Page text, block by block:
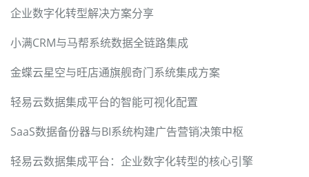
企业数字化转型解决方案分享
小满CRM与马帮系统数据全链路集成
金蝶云星空与旺店通旗舰奇门系统集成方案
轻易云数据集成平台的智能可视化配置
SaaS数据备份器与BI系统构建广告营销决策中枢
轻易云数据集成平台：企业数字化转型的核心引擎